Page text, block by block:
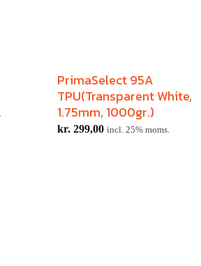
PrimaSelect 95A
TPU(Transparent White,
1.75mm, 1000gr.)
kr. 299,00 incl. 25% moms.